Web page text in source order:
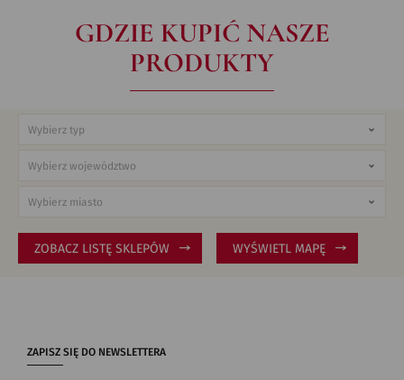
GDZIE KUPIĆ NASZE
PRODUKTY
ZOBACZ LISTĘ SKLEPÓW WYŚWIETL MAPĘ
ZAPISZ SIĘ DO NEWSLETTERA